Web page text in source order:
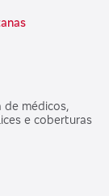
de médicos,
e coberturas